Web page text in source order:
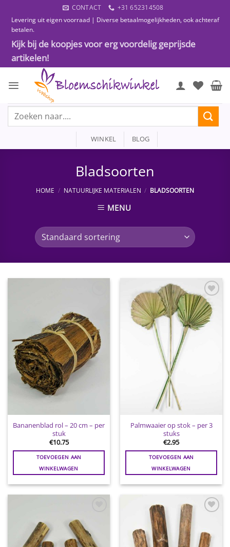
naar
inhoud
CONTACT
+31 652314508
Levering uit eigen voorraad | Diverse betaalmogelijkheden, ook achteraf
betalen.
Kijk bij de koopjes voor erg voordelig geprijsde
artikelen!
Zoeken
WINKEL BLOG
Bladsoorten
HOME / NATUURLIJKE MATERIALEN / BLADSOORTEN
MENU
wenslijst
Bananenblad rol – 20 cm – per
stuk
€10.75
TOEVOEGEN AAN
WINKELWAGEN
Toevoegen
aan
wenslijst
Palmwaaier op stok – per 3
stuks
€2.95
TOEVOEGEN AAN
WINKELWAGEN
Toevoegen
wenslijst
Toevoegen
wenslijst